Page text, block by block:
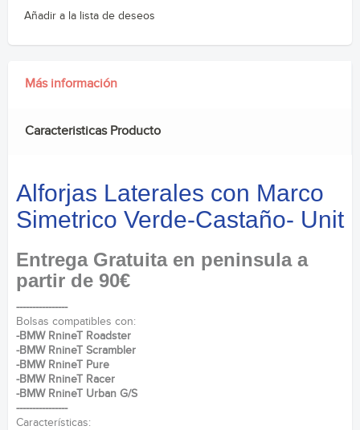
Añadir a la lista de deseos
Más información
Caracteristicas Producto
Alforjas Laterales con Marco
Simetrico Verde-Castaño- Unit
Entrega Gratuita en peninsula a
partir de 90€
----------------
Bolsas compatibles con:
-BMW RnineT Roadster
-BMW RnineT Scrambler
-BMW RnineT Pure
-BMW RnineT Racer
-BMW RnineT Urban G/S
----------------
Características: